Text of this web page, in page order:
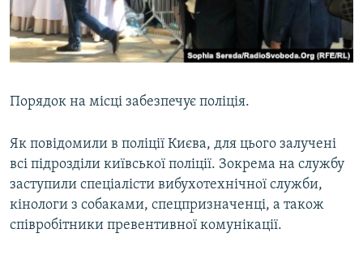
Порядок на місці забезпечує поліція.
Як повідомили в поліції Києва, для цього залучені
всі підрозділи київської поліції. Зокрема на службу
заступили спеціалісти вибухотехнічної служби,
кінологи з собаками, спецпризначенці, а також
співробітники превентивної комунікації.